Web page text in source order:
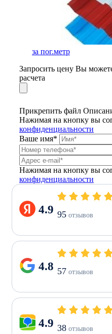
за пог.метр
Запросить цену Вы
расчета
Прикрепить файл
Нажимая на кнопку вы
конфиденциальности
Ваше имя*
Нажимая на кнопку вы
конфиденциальности
4.9 95 отзывов
4.8 57 отзывов
4.9 38 отзывов